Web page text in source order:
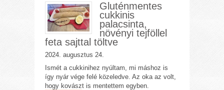
Gluténmentes
cukkinis
palacsinta,
növényi tejföllel
feta sajttal töltve
2024. augusztus 24.
Ismét a cukkinihez nyúltam, mi máshoz is
így nyár vége felé közeledve. Az oka az volt,
hogy kovászt is mentettem egyben.